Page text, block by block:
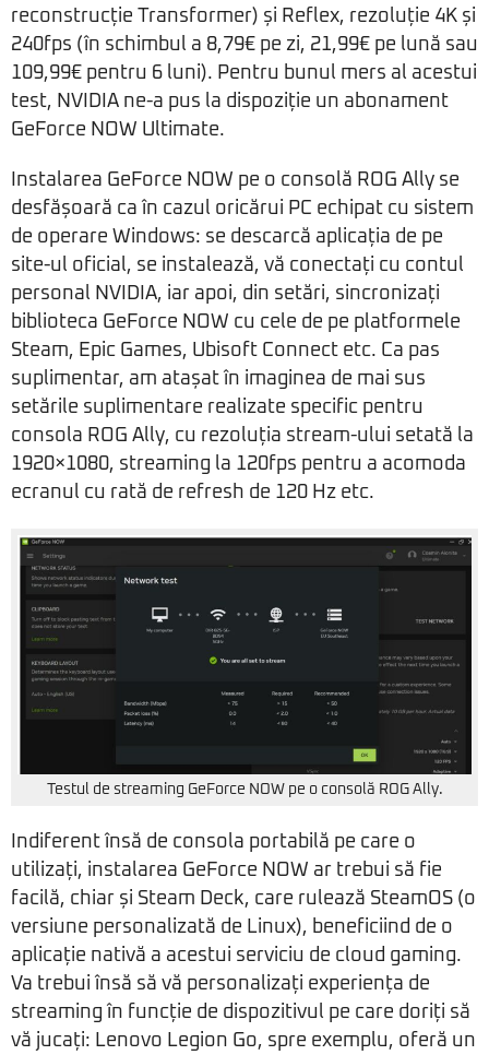
reconstrucție Transformer) și Reflex, rezoluție 4K și
240fps (în schimbul a 8,79€ pe zi, 21,99€ pe lună sau
109,99€ pentru 6 luni). Pentru bunul mers al acestui
test, NVIDIA ne-a pus la dispoziție un abonament
GeForce NOW Ultimate.
Instalarea GeForce NOW pe o consolă ROG Ally se
desfășoară ca în cazul oricărui PC echipat cu sistem
de operare Windows: se descarcă aplicația de pe
site-ul oficial, se instalează, vă conectați cu contul
personal NVIDIA, iar apoi, din setări, sincronizați
biblioteca GeForce NOW cu cele de pe platformele
Steam, Epic Games, Ubisoft Connect etc. Ca pas
suplimentar, am atașat în imaginea de mai sus
setările suplimentare realizate specific pentru
consola ROG Ally, cu rezoluția stream-ului setată la
1920×1080, streaming la 120fps pentru a acomoda
ecranul cu rată de refresh de 120 Hz etc.
Testul de streaming GeForce NOW pe o consolă ROG Ally.
Indiferent însă de consola portabilă pe care o
utilizați, instalarea GeForce NOW ar trebui să fie
facilă, chiar și Steam Deck, care rulează SteamOS (o
versiune personalizată de Linux), beneficiind de o
aplicație nativă a acestui serviciu de cloud gaming.
Va trebui însă să vă personalizați experiența de
streaming în funcție de dispozitivul pe care doriți să
vă jucați: Lenovo Legion Go, spre exemplu, oferă un